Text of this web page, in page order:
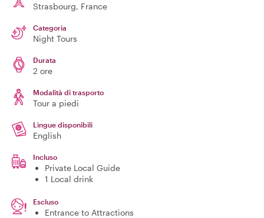
Strasbourg, France
Categoria
Night Tours
Durata
2 ore
Modalità di trasporto
Tour a piedi
Lingue disponibili
English
Incluso
Private Local Guide
1 Local drink
Escluso
Entrance to Attractions